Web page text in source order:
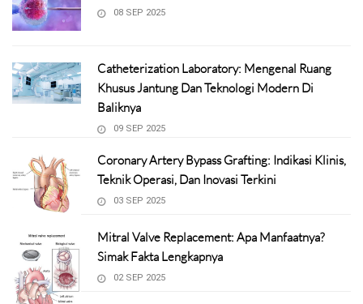
08 SEP 2025
Catheterization Laboratory: Mengenal Ruang
Khusus Jantung Dan Teknologi Modern Di
Baliknya
09 SEP 2025
Coronary Artery Bypass Grafting: Indikasi Klinis,
Teknik Operasi, Dan Inovasi Terkini
03 SEP 2025
Mitral Valve Replacement: Apa Manfaatnya?
Simak Fakta Lengkapnya
02 SEP 2025